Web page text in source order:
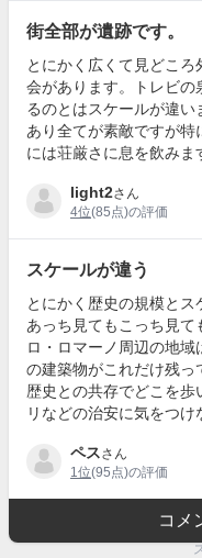
街全部が遺跡です。
とにかく広くて見どこ
会があります。トレビの
るのとはスケールが違
あり全てが素敵ですが特
には荘厳さに息を飲みま
light2さん
4位(85点)の評価
スケールが違う
とにかく歴史の規模とス
あっち見てもこっち見て
ロ・ロマーノ周辺の地
の建築物がこれだけ残
歴史との共存でどこを
リなどの治安に気をつけ
ペスさん
1位(95点)の評価
コメ